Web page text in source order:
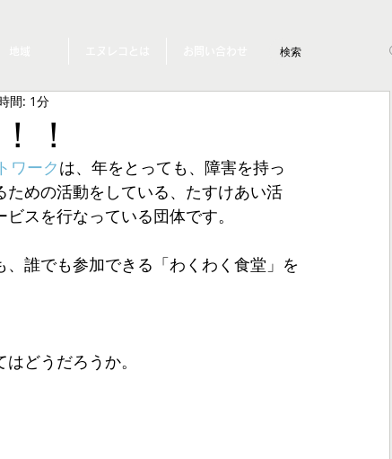
！
間: 1分
ワークは、年をとっても、障害を持っ
めの活動をしている、たすけあい活
スを行なっている団体です。
誰でも参加できる「わくわく食堂」を
どうだろうか。